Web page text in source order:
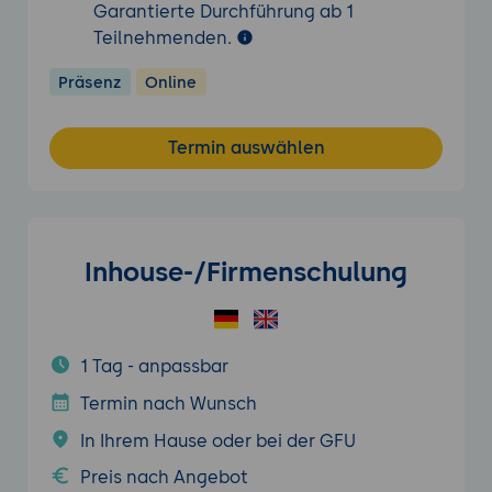
Garantierte Durchführung ab 1
Teilnehmenden.
Präsenz Online
Termin auswählen
Inhouse-/Firmenschulung
1 Tag - anpassbar
Termin nach Wunsch
In Ihrem Hause oder bei der GFU
Preis nach Angebot